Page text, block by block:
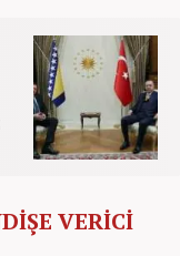
VERİCİ